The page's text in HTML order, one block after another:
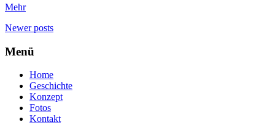
Mehr
Newerposts
Menü
Home
Geschichte
Konzept
Fotos
Kontakt